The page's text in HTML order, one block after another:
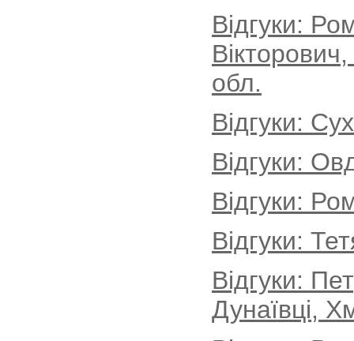
Відгуки:
обл.
Відгуки:
Відгуки:
Відгуки:
Відгуки:
Відгуки:
Дунаївці,